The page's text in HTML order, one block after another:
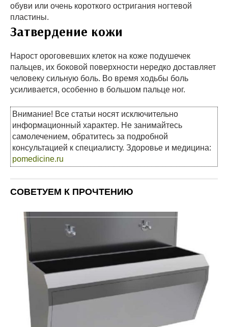
обуви или очень короткого остригания ногтевой
пластины.
Затвердение кожи
Нарост ороговевших клеток на коже подушечек
пальцев, их боковой поверхности нередко доставляет
человеку сильную боль. Во время ходьбы боль
усиливается, особенно в большом пальце ног.
Внимание! Все статьи носят исключительно
информационный характер. Не занимайтесь
самолечением, обратитесь за подробной
консультацией к специалисту. Здоровье и медицина:
pomedicine.ru
СОВЕТУЕМ К ПРОЧТЕНИЮ